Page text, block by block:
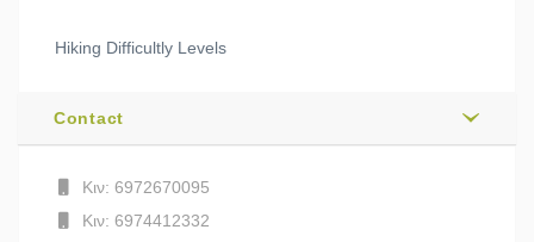
Hiking Difficultly Levels
Contact
Κιν: 6972670095
Κιν: 6974412332